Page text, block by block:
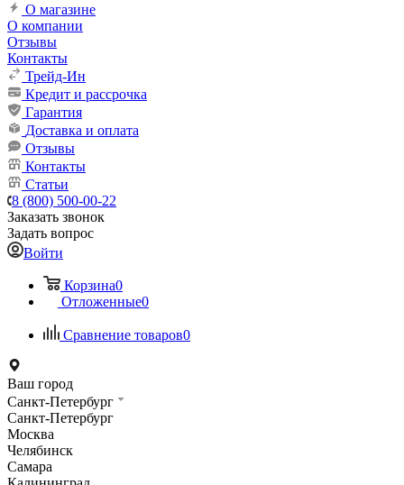
О магазине
О компании
Отзывы
Контакты
Трейд-Ин
Кредит и рассрочка
Гарантия
Доставка и оплата
Отзывы
Контакты
Статьи
8 (800) 500-00-22
Заказать звонок
Задать вопрос
Войти
Корзина0
Отложенные0
Сравнение товаров0
Ваш город
Санкт-Петербург
Санкт-Петербург
Москва
Челябинск
Самара